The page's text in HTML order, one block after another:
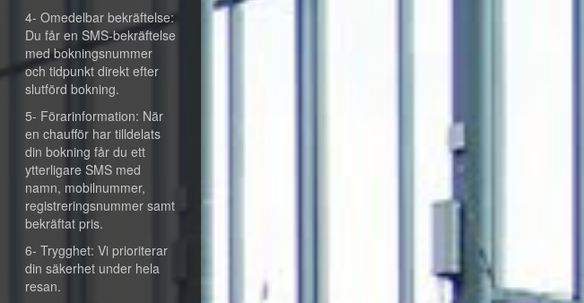
4- Omedelbar bekräftelse:
Du får en SMS-bekräftelse
med bokningsnummer
och tidpunkt direkt efter
slutförd bokning.
5- Förarinformation: När
en chaufför har tilldelats
din bokning får du ett
ytterligare SMS med
namn, mobilnummer,
registreringsnummer samt
bekräftat pris.
6- Trygghet: Vi prioriterar
din säkerhet under hela
resan.